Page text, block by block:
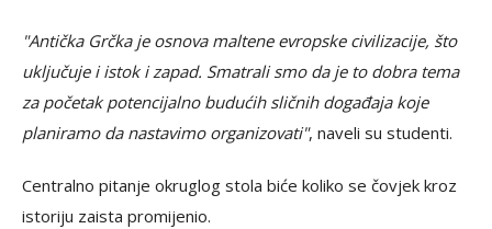
"Antička Grčka je osnova maltene evropske civilizacije, što
uključuje i istok i zapad. Smatrali smo da je to dobra tema
za početak potencijalno budućih sličnih događaja koje
planiramo da nastavimo organizovati", naveli su studenti.
Centralno pitanje okruglog stola biće koliko se čovjek kroz
istoriju zaista promijenio.